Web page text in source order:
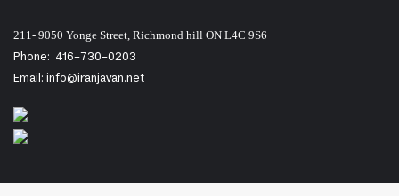
211- 9050 Yonge Street, Richmond hill ON L4C 9S6
Phone: 416-730-0203
Email: info@iranjavan.net